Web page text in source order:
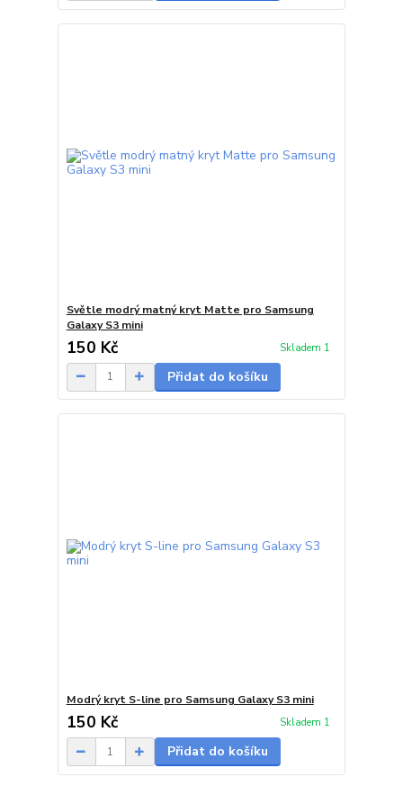
Světle modrý matný kryt Matte pro Samsung
Galaxy S3 mini
150 Kč Skladem 1
Přidat do košíku
Modrý kryt S-line pro Samsung Galaxy S3 mini
150 Kč Skladem 1
Přidat do košíku